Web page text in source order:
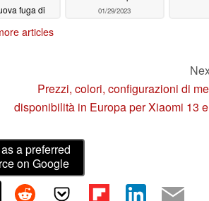
fuga di
01/29/2023
articles
Prezzi, colori, configurazioni di
disponibilità in Europa per Xiaomi 13
a preferred
on Google